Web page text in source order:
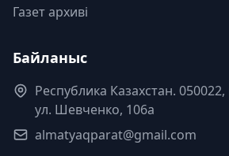
Газет архиві
Байланыс
Республика Казахстан.
ул. Шевченко, 106а
almatyaqparat@gmail.com